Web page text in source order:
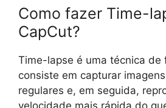
Como fazer Time-
CapCut?
Time-lapse é uma técnica de
consiste em capturar
regulares e, em seguida,